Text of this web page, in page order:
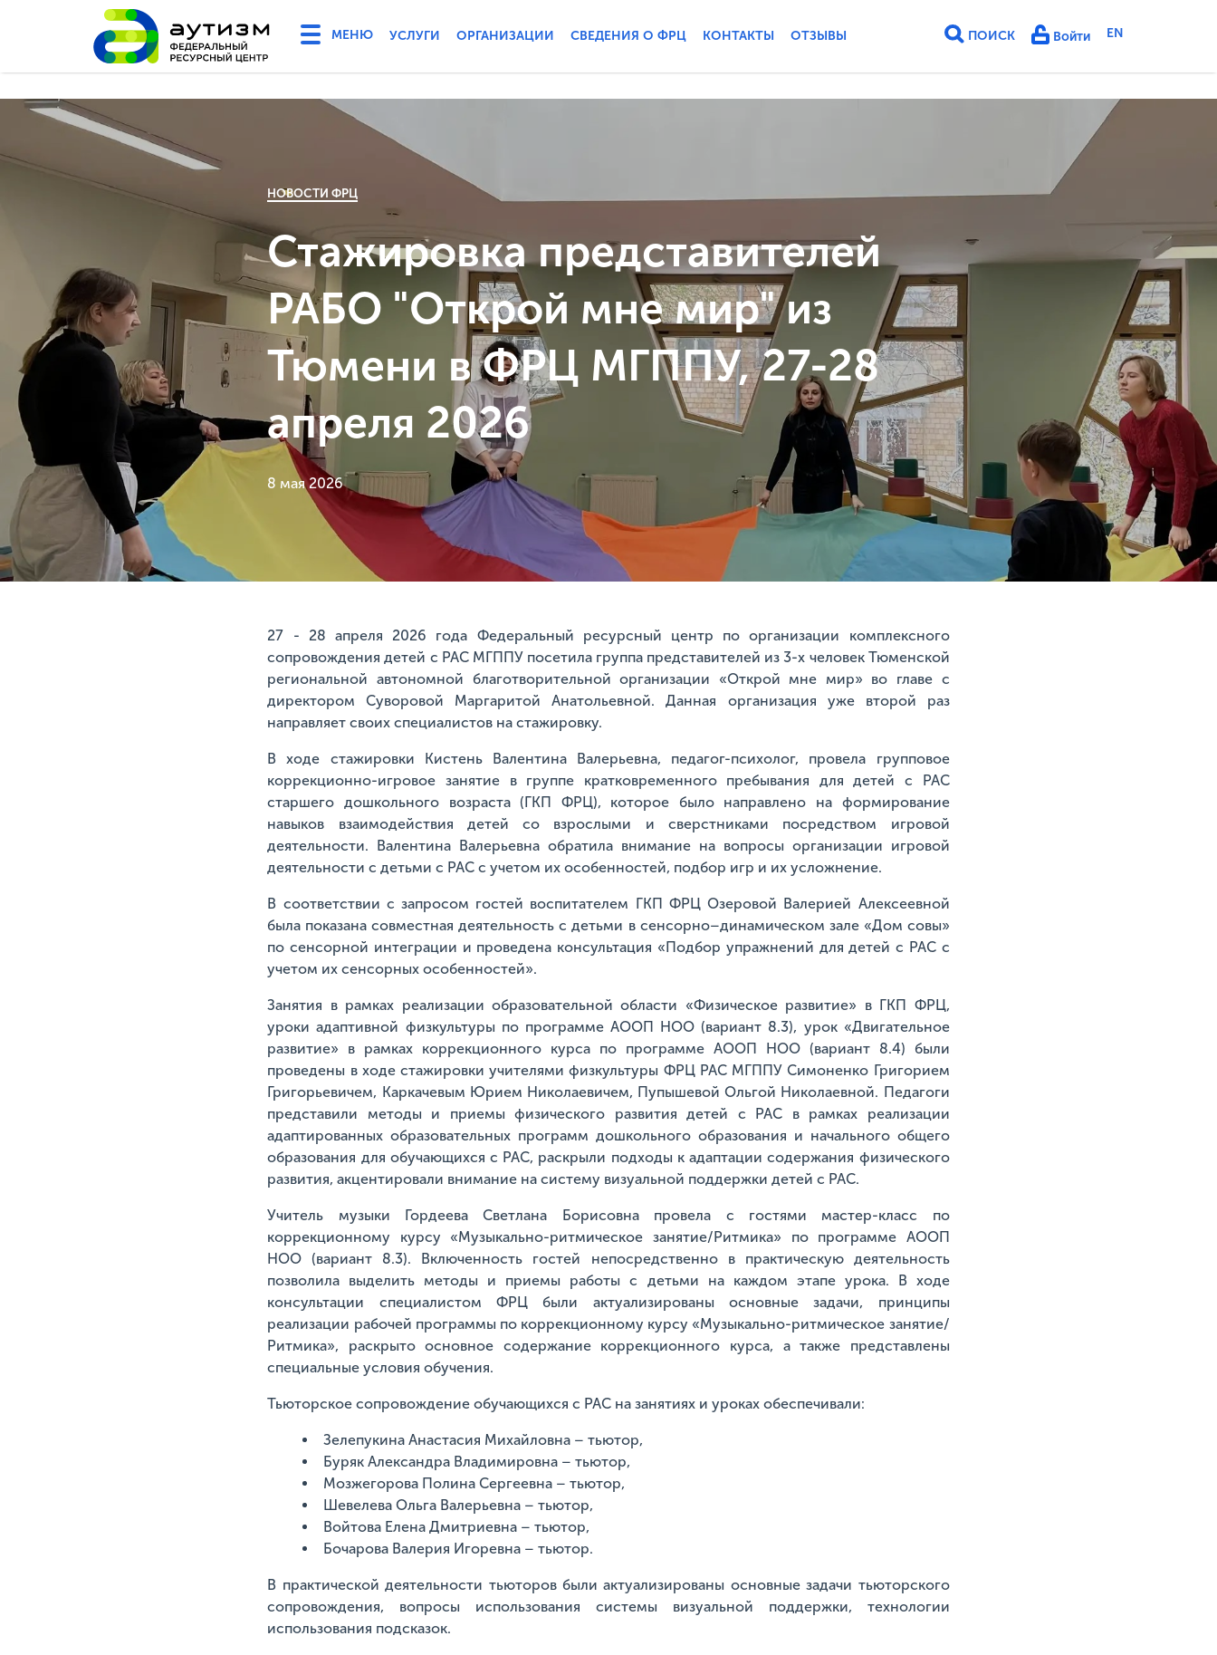
УСЛУГИ ОРГАНИЗАЦИИ СВЕДЕНИЯ О ФРЦ КОНТАКТЫ ОТЗЫВЫ ПОИСК Войти EN
НОВОСТИ ФРЦ
Стажировка представителей
РАБО "Открой мне мир" из
Тюмени в ФРЦ МГППУ, 27-28
апреля 2026
8 мая 2026
27 - 28 апреля 2026 года Федеральный ресурсный центр по организации комплексного
сопровождения детей с РАС МГППУ посетила группа представителей из 3-х человек Тюменской
региональной автономной благотворительной организации «Открой мне мир» во главе с
директором Суворовой Маргаритой Анатольевной. Данная организация уже второй раз
направляет своих специалистов на стажировку.
В ходе стажировки Кистень Валентина Валерьевна, педагог-психолог, провела групповое
коррекционно-игровое занятие в группе кратковременного пребывания для детей с РАС
старшего дошкольного возраста (ГКП ФРЦ), которое было направлено на формирование
навыков взаимодействия детей со взрослыми и сверстниками посредством игровой
деятельности. Валентина Валерьевна обратила внимание на вопросы организации игровой
деятельности с детьми с РАС с учетом их особенностей, подбор игр и их усложнение.
В соответствии с запросом гостей воспитателем ГКП ФРЦ Озеровой Валерией Алексеевной
была показана совместная деятельность с детьми в сенсорно–динамическом зале «Дом совы»
по сенсорной интеграции и проведена консультация «Подбор упражнений для детей с РАС с
учетом их сенсорных особенностей».
Занятия в рамках реализации образовательной области «Физическое развитие» в ГКП ФРЦ,
уроки адаптивной физкультуры по программе АООП НОО (вариант 8.3), урок «Двигательное
развитие» в рамках коррекционного курса по программе АООП НОО (вариант 8.4) были
проведены в ходе стажировки учителями физкультуры ФРЦ РАС МГППУ Симоненко Григорием
Григорьевичем, Каркачевым Юрием Николаевичем, Пупышевой Ольгой Николаевной. Педагоги
представили методы и приемы физического развития детей с РАС в рамках реализации
адаптированных образовательных программ дошкольного образования и начального общего
образования для обучающихся с РАС, раскрыли подходы к адаптации содержания физического
развития, акцентировали внимание на систему визуальной поддержки детей с РАС.
Учитель музыки Гордеева Светлана Борисовна провела с гостями мастер-класс по
коррекционному курсу «Музыкально-ритмическое занятие/Ритмика» по программе АООП
НОО (вариант 8.3). Включенность гостей непосредственно в практическую деятельность
позволила выделить методы и приемы работы с детьми на каждом этапе урока. В ходе
консультации специалистом ФРЦ были актуализированы основные задачи, принципы
реализации рабочей программы по коррекционному курсу «Музыкально-ритмическое занятие/
Ритмика», раскрыто основное содержание коррекционного курса, а также представлены
специальные условия обучения.
Тьюторское сопровождение обучающихся с РАС на занятиях и уроках обеспечивали:
Зелепукина Анастасия Михайловна – тьютор,
Буряк Александра Владимировна – тьютор,
Мозжегорова Полина Сергеевна – тьютор,
Шевелева Ольга Валерьевна – тьютор,
Войтова Елена Дмитриевна – тьютор,
Бочарова Валерия Игоревна – тьютор.
В практической деятельности тьюторов были актуализированы основные задачи тьюторского
сопровождения, вопросы использования системы визуальной поддержки, технологии
использования подсказок.